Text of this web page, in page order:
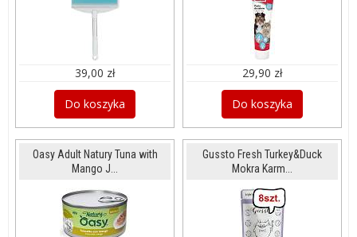
39,00 zł
Do koszyka
29,90 zł
Do koszyka
Oasy Adult Natury Tuna with
Mango J...
Gussto Fresh Turkey&Duck
Mokra Karm...